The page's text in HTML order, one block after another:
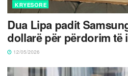
KRYESORE
Dua Lipa padit
dollarë për përdorim të
12/05/2026